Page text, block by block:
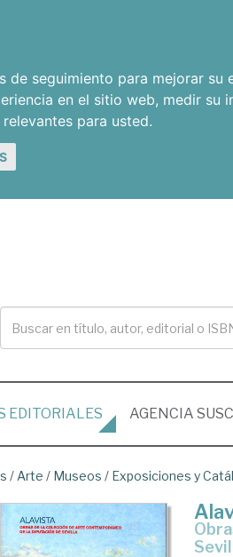
seguimiento para mejorar su
en el sitio web, medir su
para usted.
EDITORIALES AGENCIA
/ Arte / Museos / Exposiciones y
Obras de la colección de Arte Contemporáneo de la Diputación de